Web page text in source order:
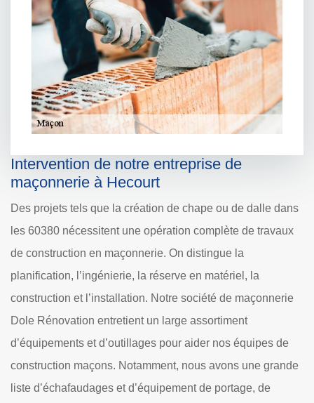
Intervention de notre entreprise de
maçonnerie à Hecourt
Des projets tels que la création de chape ou de dalle dans
les 60380 nécessitent une opération complète de travaux
de construction en maçonnerie. On distingue la
planification, l’ingénierie, la réserve en matériel, la
construction et l’installation. Notre société de maçonnerie
Dole Rénovation entretient un large assortiment
d’équipements et d’outillages pour aider nos équipes de
construction maçons. Notamment, nous avons une grande
liste d’échafaudages et d’équipement de portage, de